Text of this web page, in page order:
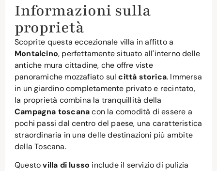
Informazioni sulla
proprietà
Scoprite questa eccezionale villa in affitto a
Montalcino, perfettamente situato all'interno delle
antiche mura cittadine, che offre viste
panoramiche mozzafiato sulcittà storica. Immersa
in un giardino completamente privato e recintato,
la proprietà combina la tranquillità della
Campagna toscanacon la comodità di essere a
pochi passi dal centro del paese, una caratteristica
straordinaria in una delle destinazioni più ambite
della Toscana.
Questovilla di lusso include il servizio di pulizia